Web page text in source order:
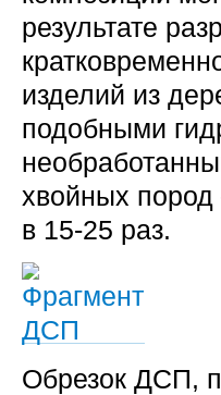
результате
изделий из
подобными
хвойных
в 15-25 раз.
Обрезок ДСП,